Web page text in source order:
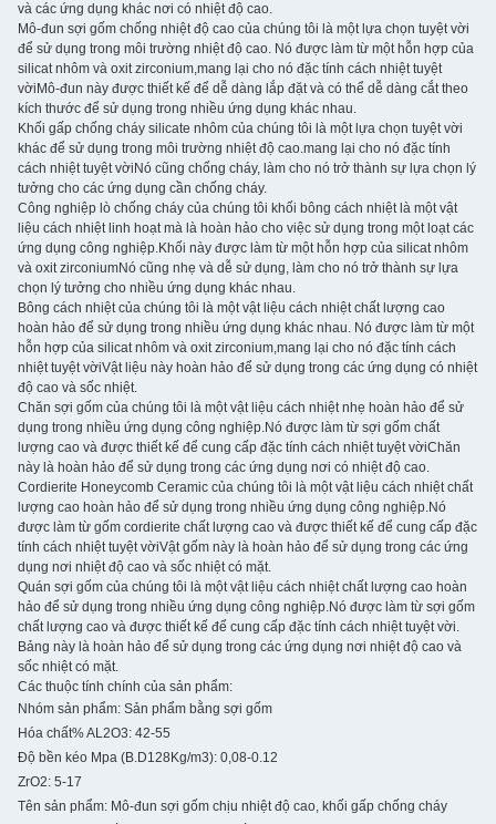
và các ứng dụng khác nơi có nhiệt độ cao.
Mô-đun sợi gốm chống nhiệt độ cao của chúng tôi là một lựa chọn tuyệt vời
để sử dụng trong môi trường nhiệt độ cao. Nó được làm từ một hỗn hợp của
silicat nhôm và oxit zirconium,mang lại cho nó đặc tính cách nhiệt tuyệt
vờiMô-đun này được thiết kế để dễ dàng lắp đặt và có thể dễ dàng cắt theo
kích thước để sử dụng trong nhiều ứng dụng khác nhau.
Khối gấp chống cháy silicate nhôm của chúng tôi là một lựa chọn tuyệt vời
khác để sử dụng trong môi trường nhiệt độ cao.mang lại cho nó đặc tính
cách nhiệt tuyệt vờiNó cũng chống cháy, làm cho nó trở thành sự lựa chọn lý
tưởng cho các ứng dụng cần chống cháy.
Công nghiệp lò chống cháy của chúng tôi khối bông cách nhiệt là một vật
liệu cách nhiệt linh hoạt mà là hoàn hảo cho việc sử dụng trong một loạt các
ứng dụng công nghiệp.Khối này được làm từ một hỗn hợp của silicat nhôm
và oxit zirconiumNó cũng nhẹ và dễ sử dụng, làm cho nó trở thành sự lựa
chọn lý tưởng cho nhiều ứng dụng khác nhau.
Bông cách nhiệt của chúng tôi là một vật liệu cách nhiệt chất lượng cao
hoàn hảo để sử dụng trong nhiều ứng dụng khác nhau. Nó được làm từ một
hỗn hợp của silicat nhôm và oxit zirconium,mang lại cho nó đặc tính cách
nhiệt tuyệt vờiVật liệu này hoàn hảo để sử dụng trong các ứng dụng có nhiệt
độ cao và sốc nhiệt.
Chăn sợi gốm của chúng tôi là một vật liệu cách nhiệt nhẹ hoàn hảo để sử
dụng trong nhiều ứng dụng công nghiệp.Nó được làm từ sợi gốm chất
lượng cao và được thiết kế để cung cấp đặc tính cách nhiệt tuyệt vờiChăn
này là hoàn hảo để sử dụng trong các ứng dụng nơi có nhiệt độ cao.
Cordierite Honeycomb Ceramic của chúng tôi là một vật liệu cách nhiệt chất
lượng cao hoàn hảo để sử dụng trong nhiều ứng dụng công nghiệp.Nó
được làm từ gốm cordierite chất lượng cao và được thiết kế để cung cấp đặc
tính cách nhiệt tuyệt vờiVật gốm này là hoàn hảo để sử dụng trong các ứng
dụng nơi nhiệt độ cao và sốc nhiệt có mặt.
Quán sợi gốm của chúng tôi là một vật liệu cách nhiệt chất lượng cao hoàn
hảo để sử dụng trong nhiều ứng dụng công nghiệp.Nó được làm từ sợi gốm
chất lượng cao và được thiết kế để cung cấp đặc tính cách nhiệt tuyệt vời.
Bảng này là hoàn hảo để sử dụng trong các ứng dụng nơi nhiệt độ cao và
sốc nhiệt có mặt.
Các thuộc tính chính của sản phẩm:
Nhóm sản phẩm: Sản phẩm bằng sợi gốm
Hóa chất% AL2O3: 42-55
Độ bền kéo Mpa (B.D128Kg/m3): 0,08-0.12
ZrO2: 5-17
Tên sản phẩm: Mô-đun sợi gốm chịu nhiệt độ cao, khối gấp chống cháy